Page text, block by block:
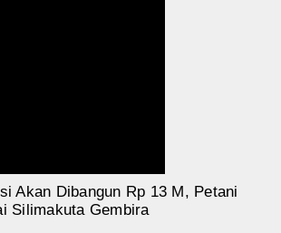
Akan Dibangun Rp 13 M, Petani
Silimakuta Gembira